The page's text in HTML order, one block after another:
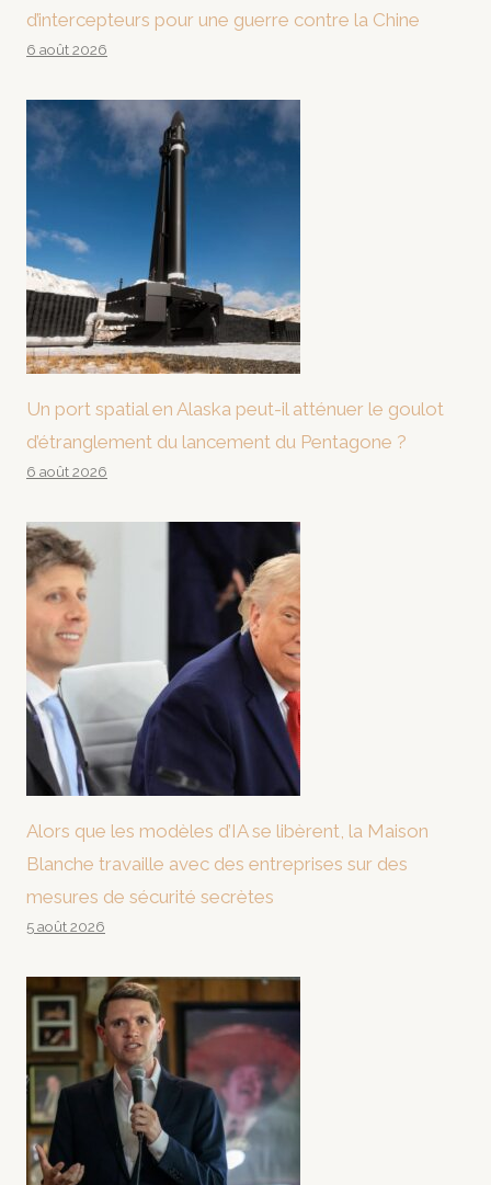
d’intercepteurs pour une guerre contre la Chine
6 août 2026
Un port spatial en Alaska peut-il atténuer le goulot
d’étranglement du lancement du Pentagone ?
6 août 2026
Alors que les modèles d’IA se libèrent, la Maison
Blanche travaille avec des entreprises sur des
mesures de sécurité secrètes
5 août 2026